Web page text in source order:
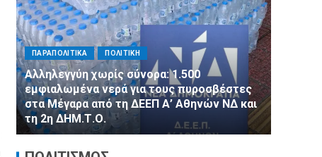
ΠΑΡΑΠΟΛΙΤΙΚΑ ΠΟΛΙΤΙΚΗ
Αλληλεγγύη χωρίς σύνορα: 1.500
εμφιαλωμένα νερά για τους πυροσβέστες
στα Μέγαρα από τη ΔΕΕΠ Α’ Αθηνών ΝΔ και
τη 2η ΔΗΜ.Τ.Ο.
ΠΑΡΑΠΟΛΙΤΙΚΑ
Ποιο κόμμα